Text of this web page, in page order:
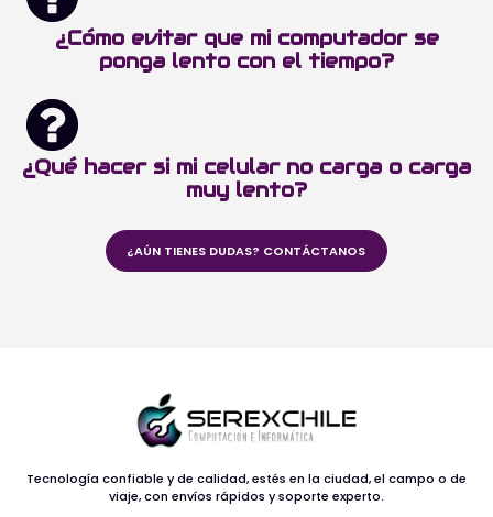
¿Cómo evitar que mi computador se
ponga lento con el tiempo?
¿Qué hacer si mi celular no carga o carga
muy lento?
¿AÚN TIENES DUDAS? CONTÁCTANOS
Tecnología confiable y de calidad, estés en la ciudad, el campo o de
viaje, con envíos rápidos y soporte experto.